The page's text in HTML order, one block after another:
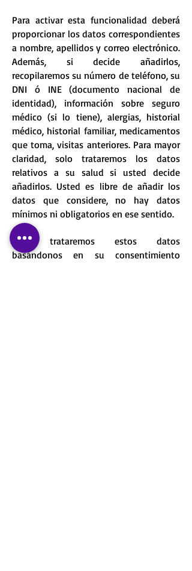
Para activar esta funcionalidad deberá
proporcionar los datos correspondientes
a nombre, apellidos y correo electrónico.
Además, si decide añadirlos,
recopilaremos su número de teléfono, su
DNI ó INE (documento nacional de
identidad), información sobre seguro
médico (si lo tiene), alergias, historial
médico, historial familiar, medicamentos
que toma, visitas anteriores. Para mayor
claridad, solo trataremos los datos
relativos a su salud si usted decide
añadirlos. Usted es libre de añadir los
datos que considere, no hay datos
mínimos ni obligatorios en ese sentido.
Solo trataremos estos datos
basándonos en su consentimiento